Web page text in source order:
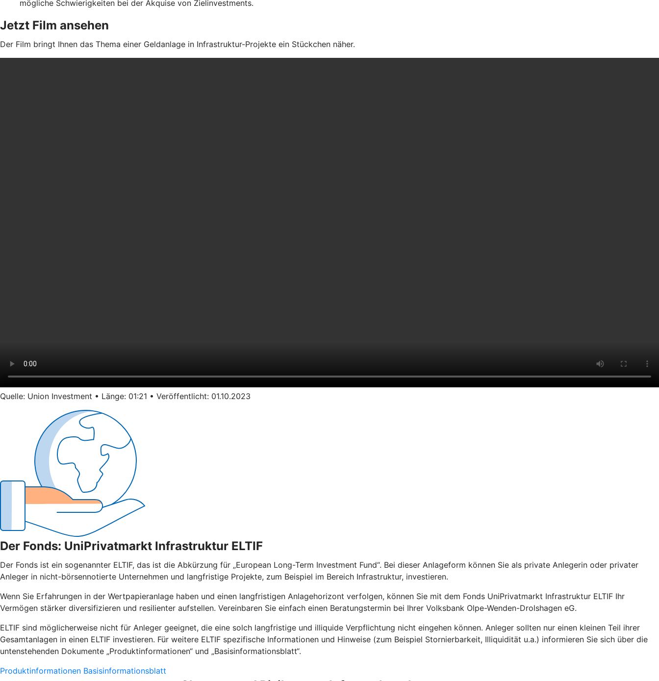
mögliche Schwierigkeiten bei der Akquise von Zielinvestments.
Jetzt Film ansehen
Der Film bringt Ihnen das Thema einer Geldanlage in Infrastruktur-Projekte ein Stückchen näher.
Quelle: Union Investment • Länge: 01:21 • Veröffentlicht: 01.10.2023
Der Fonds: UniPrivatmarkt Infrastruktur ELTIF
Der Fonds ist ein sogenannter ELTIF, das ist die Abkürzung für „European Long-Term Investment Fund“. Bei dieser Anlageform können Sie als private Anlegerin oder privater
Anleger in nicht-börsennotierte Unternehmen und langfristige Projekte, zum Beispiel im Bereich Infrastruktur, investieren.
Wenn Sie Erfahrungen in der Wertpapieranlage haben und einen langfristigen Anlagehorizont verfolgen, können Sie mit dem Fonds UniPrivatmarkt Infrastruktur ELTIF Ihr
Vermögen stärker diversifizieren und resilienter aufstellen. Vereinbaren Sie einfach einen Beratungstermin bei Ihrer Volksbank Olpe-Wenden-Drolshagen eG.
ELTIF sind möglicherweise nicht für Anleger geeignet, die eine solch langfristige und illiquide Verpflichtung nicht eingehen können. Anleger sollten nur einen kleinen Teil ihrer
Gesamtanlagen in einen ELTIF investieren. Für weitere ELTIF spezifische Informationen und Hinweise (zum Beispiel Stornierbarkeit, Illiquidität u.a.) informieren Sie sich über die
untenstehenden Dokumente „Produktinformationen“ und „Basisinformationsblatt“.
Produktinformationen Basisinformationsblatt